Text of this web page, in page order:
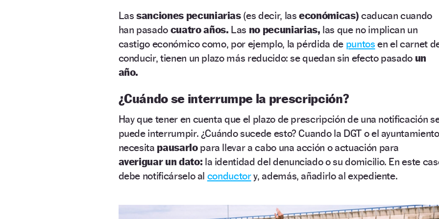
Lassanciones pecuniarias(es decir, laseconómicas) caducan cuando
han pasado cuatro años. Las no pecuniarias, las que no implican un
castigo económico como, por ejemplo, la pérdida de puntos en el carnet
conducir, tienen un plazo más reducido: se quedan sin efecto pasado un
año.
¿Cuándo se interrumpe la prescripción?
Hay que tener en cuenta que el plazo de prescripción de una notificación
puede interrumpir. ¿Cuándo sucede esto? Cuando la DGT o el ayuntamiento
necesita pausarlo para llevar a cabo una acción o actuación para
averiguar un dato: la identidad del denunciado o su domicilio. En este
debe notificárselo al conductory, además, añadirlo al expediente.